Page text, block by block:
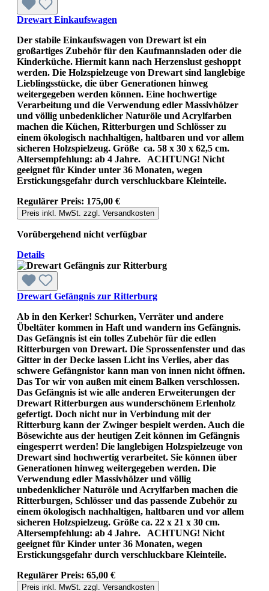
Drewart Einkaufswagen
Der stabile Einkaufswagen von Drewart ist ein
großartiges Zubehör für den Kaufmannsladen oder die
Kinderküche. Hiermit kann nach Herzenslust geshoppt
werden. Die Holzspielzeuge von Drewart sind langlebige
Lieblingsstücke, die über Generationen hinweg
weitergegeben werden können. Eine hochwertige
Verarbeitung und die Verwendung edler Massivhölzer
und völlig unbedenklicher Naturöle und Acrylfarben
machen die Küchen, Ritterburgen und Schlösser zu
einem ökologisch nachhaltigen, haltbaren und vor allem
sicheren Holzspielzeug. Größe ca. 58 x 30 x 62,5 cm.
Altersempfehlung: ab 4 Jahre. ACHTUNG! Nicht
geeignet für Kinder unter 36 Monaten, wegen
Erstickungsgefahr durch verschluckbare Kleinteile.
Regulärer Preis: 175,00 €
Preis inkl. MwSt. zzgl. Versandkosten
Vorübergehend nicht verfügbar
Details
Drewart Gefängnis zur Ritterburg
Ab in den Kerker! Schurken, Verräter und andere
Übeltäter kommen in Haft und wandern ins Gefängnis.
Das Gefängnis ist ein tolles Zubehör für die edlen
Ritterburgen von Drewart. Die Sprossenfenster und das
Gitter in der Decke lassen Licht ins Verlies, aber das
schwere Gefängnistor kann man von innen nicht öffnen.
Das Tor wir von außen mit einem Balken verschlossen.
Das Gefängnis ist wie alle anderen Erweiterungen der
Drewart Ritterburgen aus wunderschönem Erlenholz
gefertigt. Doch nicht nur in Verbindung mit der
Ritterburg kann der Zwinger bespielt werden. Auch die
Bösewichte aus der heutigen Zeit können im Gefängnis
eingesperrt werden! Die langlebigen Holzspielzeuge von
Drewart sind hochwertig verarbeitet. Sie können über
Generationen hinweg weitergegeben werden. Die
Verwendung edler Massivhölzer und völlig
unbedenklicher Naturöle und Acrylfarben machen die
Ritterburgen, Schlösser und das passende Zubehör zu
einem ökologisch nachhaltigen, haltbaren und vor allem
sicheren Holzspielzeug. Größe ca. 22 x 21 x 30 cm.
Altersempfehlung: ab 4 Jahre. ACHTUNG! Nicht
geeignet für Kinder unter 36 Monaten, wegen
Erstickungsgefahr durch verschluckbare Kleinteile.
Regulärer Preis: 65,00 €
Preis inkl. MwSt. zzgl. Versandkosten